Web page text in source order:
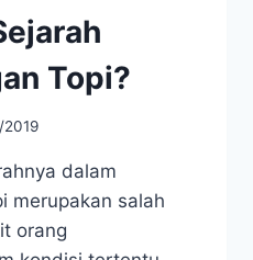
Topi?
2019
dalam
merupakan salah
orang